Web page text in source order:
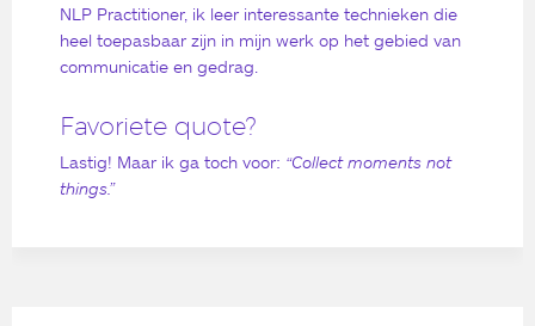
NLP Practitioner, ik leer interessante technieken die
heel toepasbaar zijn in mijn werk op het gebied van
communicatie en gedrag.
Favoriete quote?
Lastig! Maar ik ga toch voor: “Collect moments not
things.”